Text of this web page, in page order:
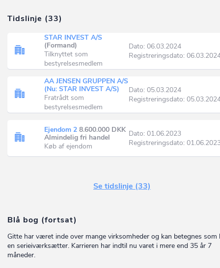
Tidslinje (33)
STAR INVEST A/S
(Formand)
Tilknyttet som
bestyrelsesmedlem
Dato: 06.03.2024
Registreringsdato:
AA JENSEN GRUPPEN A/S
(Nu: STAR INVEST A/S)
Fratrådt som
bestyrelsesmedlem
Dato: 05.03.2024
Registreringsdato:
Ejendom 2 8.600.000 DKK
Almindelig fri handel
Køb af ejendom
Dato: 01.06.2023
Registreringsdato:
Se tidslinje (33)
Blå bog (fortsat)
Gitte har været inde over mange virksomheder og kan betegnes som
en serieiværksætter. Karrieren har indtil nu varet i mere end 35 år 7
måneder.